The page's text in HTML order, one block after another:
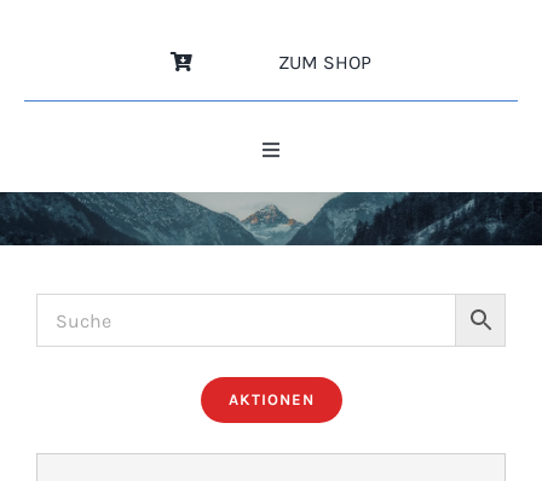
ZUM SHOP
Toggle
HOME
NEWS
IMBISSANHÄNGER
AKTIONEN